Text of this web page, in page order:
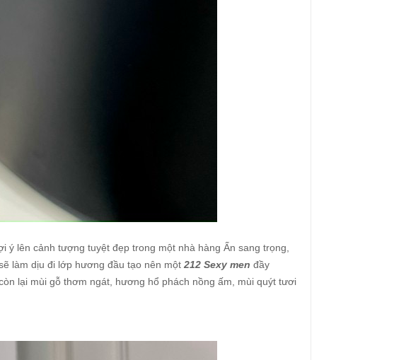
lên cảnh tượng tuyệt đẹp trong một nhà hàng Ấn sang trọng,
làm dịu đi lớp hương đầu tạo nên một 212 Sexy men đầy
lại mùi gỗ thơm ngát, hương hổ phách nồng ấm, mùi quýt tươi